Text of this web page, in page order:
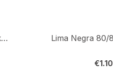
Lima Negra 100/180 (Pack 6) Ud.
€1.10